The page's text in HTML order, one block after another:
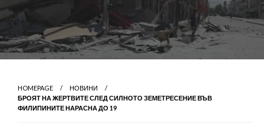
HOMEPAGE
НОВИНИ
БРОЯТ НА ЖЕРТВИТЕ СЛЕД СИЛНОТО ЗЕМЕТРЕСЕНИЕ ВЪВ
ФИЛИПИНИТЕ НАРАСНА ДО 19